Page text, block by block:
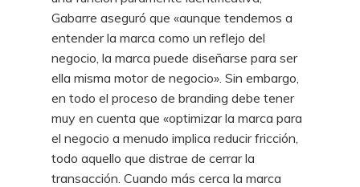
Gabarre aseguró que «aunque tendemos a
entender la marca como un reflejo del
negocio, la marca puede diseñarse para ser
ella misma motor de negocio». Sin embargo,
en todo el proceso de branding debe tener
muy en cuenta que «optimizar la marca para
el negocio a menudo implica reducir fricción,
todo aquello que distrae de cerrar la
transacción. Cuando más cerca la marca